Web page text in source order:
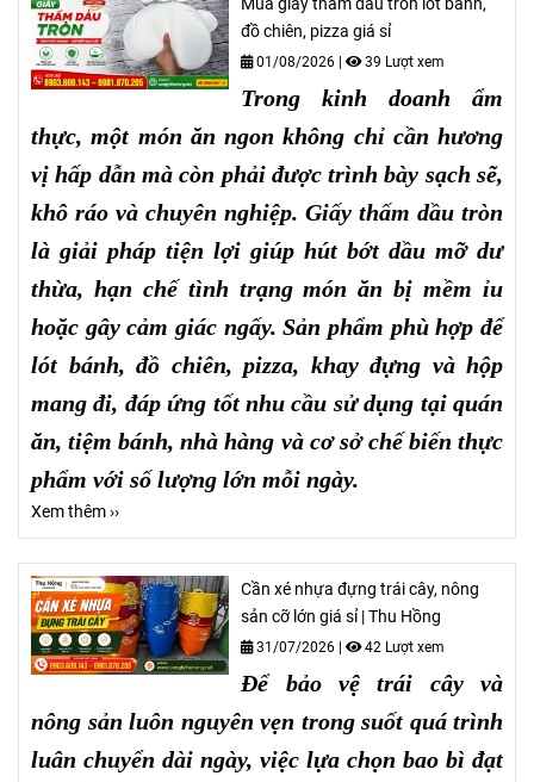
Mua giấy thấm dầu tròn lót bánh,
đồ chiên, pizza giá sỉ
01/08/2026 | 39 Lượt xem
Trong kinh doanh ẩm
thực, một món ăn ngon không chỉ cần hương
vị hấp dẫn mà còn phải được trình bày sạch sẽ,
khô ráo và chuyên nghiệp. Giấy thấm dầu tròn
là giải pháp tiện lợi giúp hút bớt dầu mỡ dư
thừa, hạn chế tình trạng món ăn bị mềm ỉu
hoặc gây cảm giác ngấy. Sản phẩm phù hợp để
lót bánh, đồ chiên, pizza, khay đựng và hộp
mang đi, đáp ứng tốt nhu cầu sử dụng tại quán
ăn, tiệm bánh, nhà hàng và cơ sở chế biến thực
phẩm với số lượng lớn mỗi ngày.
Xem thêm ››
Cần xé nhựa đựng trái cây, nông
sản cỡ lớn giá sỉ | Thu Hồng
31/07/2026 | 42 Lượt xem
Để bảo vệ trái cây và
nông sản luôn nguyên vẹn trong suốt quá trình
luân chuyển dài ngày, việc lựa chọn bao bì đạt